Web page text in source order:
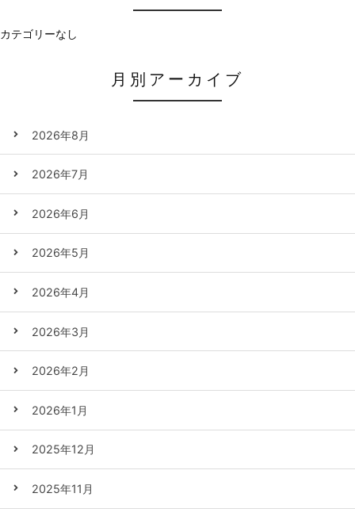
カテゴリーなし
月別アーカイブ
2026年8月
2026年7月
2026年6月
2026年5月
2026年4月
2026年3月
2026年2月
2026年1月
2025年12月
2025年11月